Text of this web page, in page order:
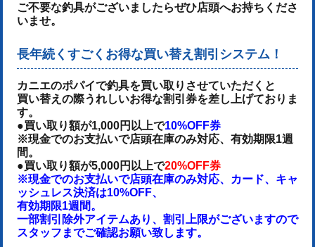
ご不要な釣具がございましたらぜひ店頭へお持ちくださ
いませ。
長年続くすごくお得な買い替え割引システム！
カニエのポパイで釣具を買い取りさせていただくと
買い替えの際うれしいお得な割引券を差し上げておりま
す。
●買い取り額が1,000円以上で10%OFF券
※現金でのお支払いで店頭在庫のみ対応、有効期限1週
間。
●買い取り額が5,000円以上で20%OFF券
※現金でのお支払いで店頭在庫のみ対応、カード、キャ
ッシュレス決済は10%OFF、
有効期限1週間。
一部割引除外アイテムあり、割引上限がございますので
スタッフまでご確認お願い致します。